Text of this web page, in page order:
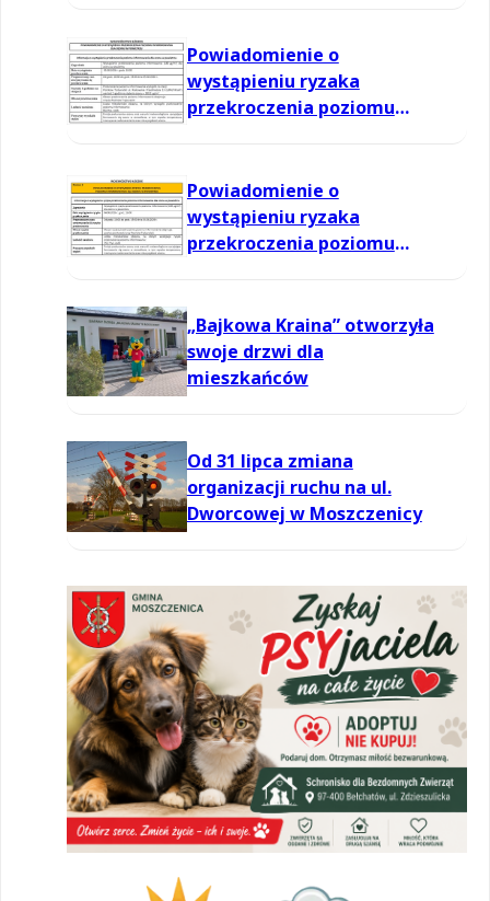
Powiadomienie o
wystąpieniu ryzaka
przekroczenia poziomu
Powiadomienie o
wystąpieniu ryzaka
przekroczenia poziomu
„Bajkowa Kraina” otworzyła
swoje drzwi dla
mieszkańców
Od 31 lipca zmiana
organizacji ruchu na ul.
Dworcowej w Moszczenicy